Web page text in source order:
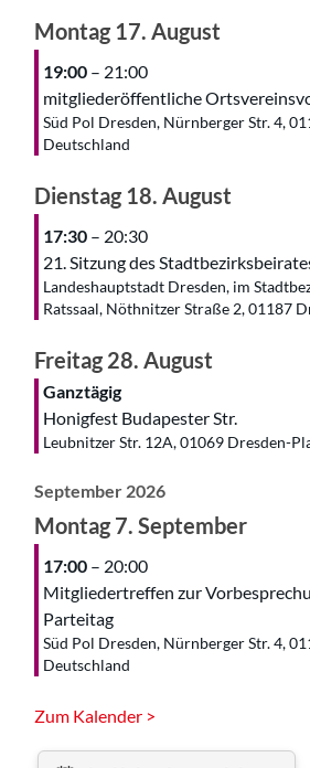
Montag 17. August
19:00 – 21:00
mitgliederöffentliche
Süd Pol Dresden, Nürnberger Str. 4,
Deutschland
Dienstag 18. August
17:30 – 20:30
21. Sitzung des
Landeshauptstadt Dresden, im
Ratssaal, Nöthnitzer Straße 2, 01187
Freitag28. August
Ganztägig
Honigfest Budapester Str.
Leubnitzer Str. 12A, 01069 Dresden-
September 2026
Montag7. September
17:00 – 20:00
Mitgliedertreffen zur
Parteitag
Süd Pol Dresden, Nürnberger Str. 4,
Deutschland
Zum Kalender >